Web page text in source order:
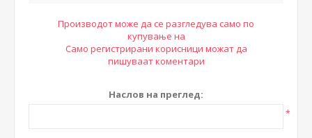
Производот може да се разгледува само по
купување на
Само регистрирани корисници можат да
пишуваат коментари
Наслов на преглед:
*